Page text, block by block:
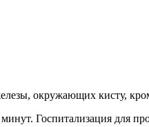
окружающих кисту,
Госпитализация для